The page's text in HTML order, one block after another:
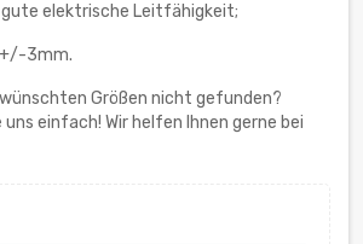
elektrische Leitfähigkeit;
3mm.
Größen nicht gefunden?
einfach! Wir helfen Ihnen gerne bei